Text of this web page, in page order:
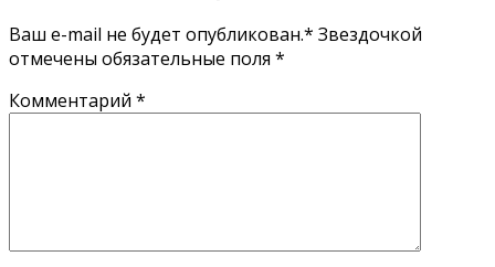
Ваш e-mail не будет опубликован.* Звездочкой
отмечены обязательные поля *
Комментарий *